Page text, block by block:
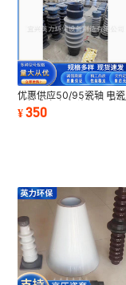
优惠供应50/95瓷轴 电瓷
转轴 阴极振打瓷拉棒 防摆
拉棒 瓷转轴
¥350